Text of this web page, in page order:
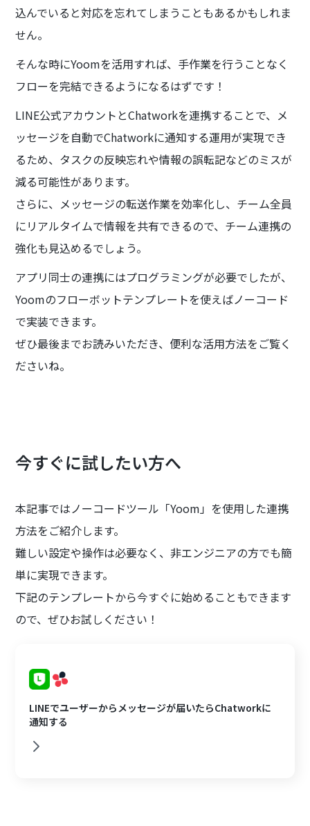
込んでいると対応を忘れてしまうこともあるかもしれま
せん。
そんな時にYoomを活用すれば、手作業を行うことなく
フローを完結できるようになるはずです！
LINE公式アカウントとChatworkを連携することで、メ
ッセージを自動でChatworkに通知する運用が実現でき
るため、タスクの反映忘れや情報の誤転記などのミスが
減る可能性があります。
さらに、メッセージの転送作業を効率化し、チーム全員
にリアルタイムで情報を共有できるので、チーム連携の
強化も見込めるでしょう。
アプリ同士の連携にはプログラミングが必要でしたが、
Yoomのフローボットテンプレートを使えばノーコード
で実装できます。
ぜひ最後までお読みいただき、便利な活用方法をご覧く
ださいね。
今すぐに試したい方へ
本記事ではノーコードツール「Yoom」を使用した連携
方法をご紹介します。
難しい設定や操作は必要なく、非エンジニアの方でも簡
単に実現できます。
下記のテンプレートから今すぐに始めることもできます
ので、ぜひお試しください！
LINEでユーザーからメッセージが届いたらChatworkに
通知する